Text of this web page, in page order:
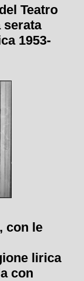
Teatro
serata
1953-
Giulini,
con le
lirica
con